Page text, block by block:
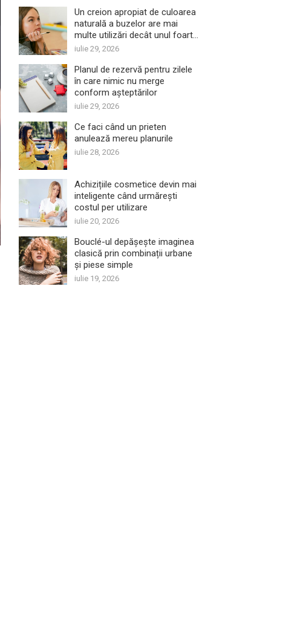
Un creion apropiat de culoarea
naturală a buzelor are mai
multe utilizări decât unul foarte
închis
iulie 29, 2026
Planul de rezervă pentru zilele
în care nimic nu merge
conform așteptărilor
iulie 29, 2026
Ce faci când un prieten
anulează mereu planurile
iulie 28, 2026
Achizițiile cosmetice devin mai
inteligente când urmărești
costul per utilizare
iulie 20, 2026
Bouclé-ul depășește imaginea
clasică prin combinații urbane
și piese simple
iulie 19, 2026